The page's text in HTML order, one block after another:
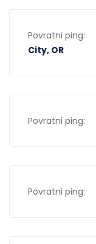
Povratni ping:
City, OR
Povratni ping:
Povratni ping: